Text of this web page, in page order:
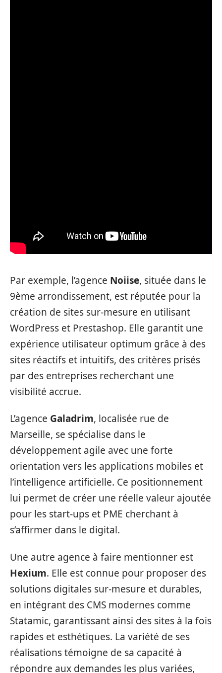
Par exemple, l’agence Noiise, située dans le
9ème arrondissement, est réputée pour la
création de sites sur-mesure en utilisant
WordPress et Prestashop. Elle garantit une
expérience utilisateur optimum grâce à des
sites réactifs et intuitifs, des critères prisés
par des entreprises recherchant une
visibilité accrue.
L’agence Galadrim, localisée rue de
Marseille, se spécialise dans le
développement agile avec une forte
orientation vers les applications mobiles et
l’intelligence artificielle. Ce positionnement
lui permet de créer une réelle valeur ajoutée
pour les start-ups et PME cherchant à
s’affirmer dans le digital.
Une autre agence à faire mentionner est
Hexium. Elle est connue pour proposer des
solutions digitales sur-mesure et durables,
en intégrant des CMS modernes comme
Statamic, garantissant ainsi des sites à la fois
rapides et esthétiques. La variété de ses
réalisations témoigne de sa capacité à
répondre aux demandes les plus variées,